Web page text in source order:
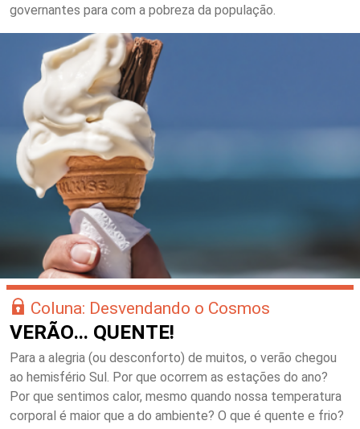
governantes para com a pobreza da população.
Coluna: Desvendando o Cosmos
VERÃO… QUENTE!
Para a alegria (ou desconforto) de muitos, o verão chegou
ao hemisfério Sul. Por que ocorrem as estações do ano?
Por que sentimos calor, mesmo quando nossa temperatura
corporal é maior que a do ambiente? O que é quente e frio?